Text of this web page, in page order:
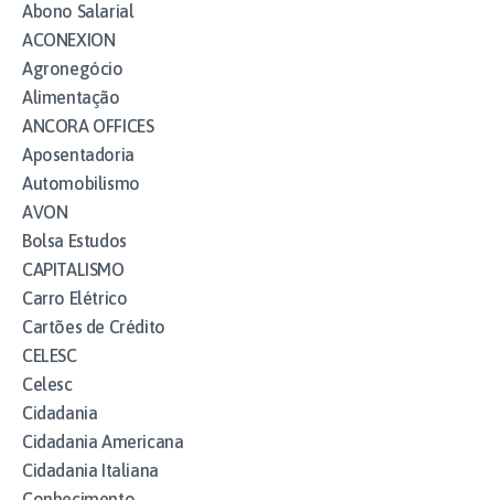
Abono Salarial
ACONEXION
Agronegócio
Alimentação
ANCORA OFFICES
Aposentadoria
Automobilismo
AVON
Bolsa Estudos
CAPITALISMO
Carro Elétrico
Cartões de Crédito
CELESC
Celesc
Cidadania
Cidadania Americana
Cidadania Italiana